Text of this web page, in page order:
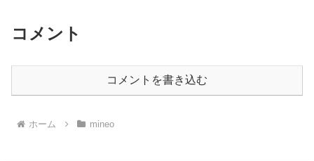
コメント
コメントを書き込む
ホーム mineo